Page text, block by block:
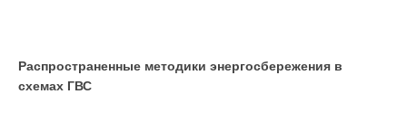
Распространенные методики энергосбережения в
схемах ГВС
самодиагностики и запоминания последних ошибок в
работе, встроенной погодозависимой автоматикой с